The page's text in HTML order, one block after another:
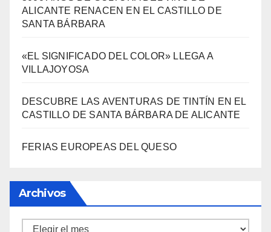
ALICANTE RENACEN EN EL CASTILLO DE
SANTA BÁRBARA
«EL SIGNIFICADO DEL COLOR» LLEGA A
VILLAJOYOSA
DESCUBRE LAS AVENTURAS DE TINTÍN EN EL
CASTILLO DE SANTA BÁRBARA DE ALICANTE
FERIAS EUROPEAS DEL QUESO
Archivos
Archivos